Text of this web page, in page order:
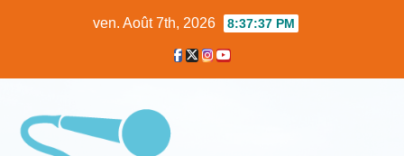
ven. Août 7th, 2026 8:37:38 PM